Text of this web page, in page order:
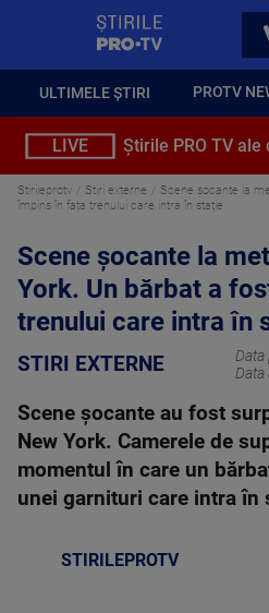
ULTIMELE ȘTIRI PROTV
LIVE Știrile PRO TV ale
Stirileprotv Stiri externe
Scene șocante la
împins în fața trenului care intra în stație
Scene șocante la
York. Un bărbat a
trenului care intra în
STIRI EXTERNE Data
Data
Scene șocante au fost
New York. Camerele de
momentul în care un
unei garnituri care intra în
STIRILEPROTV